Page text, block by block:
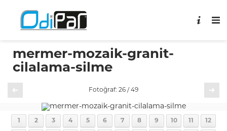
mermer-mozaik-granit-
cilalama-silme
Fotoğraf: 26 / 49
1 2 3 4 5 6 7 8 9 10 11 12